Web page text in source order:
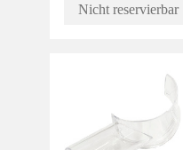
Nicht reservierbar